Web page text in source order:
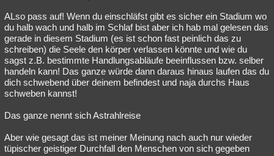
ALso pass auf! Wenn du einschläfst gibt es sicher ein Stadium wo
du halb wach und halb im Schlaf bist aber ich hab mal gelesen das
gerade in diesem Stadium (es ist schon fast peinlich das zu
schreiben) die Seele den körper verlassen könnte und wie du
sagst z.B. bestimmte Handlungsabläufe beeinflussen bzw. selber
handeln kann! Das ganze würde dann daraus hinaus laufen das du
dich schwebend über deinem befindest und naja durchs Haus
schweben kannst!
Das ganze nennt sich Astrahlreise
Aber wie gesagt das ist meiner Meinung nach auch nur wieder
tüpischer geistiger Durchfall den Menschen von sich gegeben